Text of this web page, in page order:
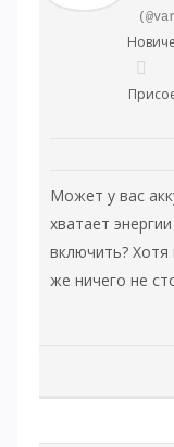
Может у вас
хватает
включить?
же ничего не